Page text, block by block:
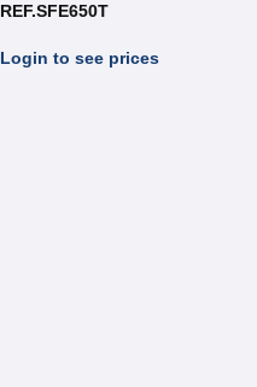
REF.SFE650T
Login to see prices